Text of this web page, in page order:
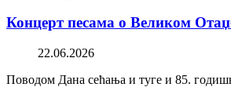
Концерт песама о Великом
22.06.2026
Поводом Дана сећања и туге и 85.